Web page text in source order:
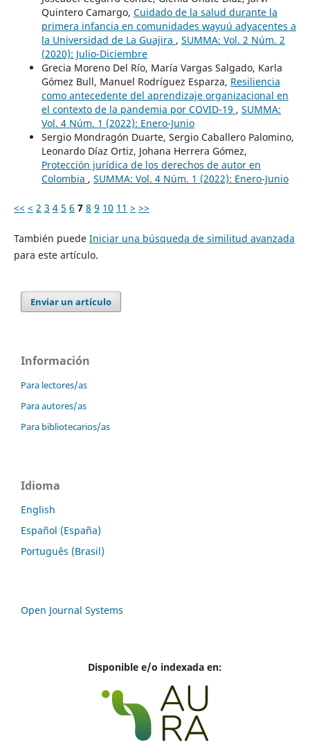
Quintero Camargo, Cuidado de la salud durante la
primera infancia en comunidades wayuú adyacentes a
la Universidad de La Guajira , SUMMA: Vol. 2 Núm. 2
(2020): Julio-Diciembre
Grecia Moreno Del Río, María Vargas Salgado, Karla
Gómez Bull, Manuel Rodríguez Esparza, Resiliencia
como antecedente del aprendizaje organizacional en
el contexto de la pandemia por COVID-19 , SUMMA:
Vol. 4 Núm. 1 (2022): Enero-Junio
Sergio Mondragón Duarte, Sergio Caballero Palomino,
Leonardo Díaz Ortiz, Johana Herrera Gómez,
Protección jurídica de los derechos de autor en
Colombia , SUMMA: Vol. 4 Núm. 1 (2022): Enero-Junio
<< < 2 3 4 5 6 7 8 9 10 11 > >>
También puede Iniciar una búsqueda de similitud avanzada
para este artículo.
Enviar un artículo
Información
Para lectores/as
Para autores/as
Para bibliotecarios/as
Idioma
English
Español (España)
Português (Brasil)
Open Journal Systems
Disponible e/o indexada en: